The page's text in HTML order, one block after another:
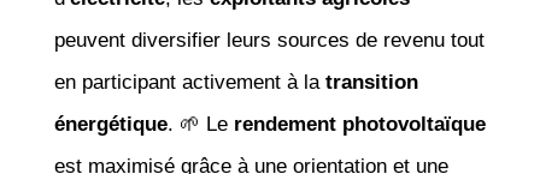
peuvent diversifier leurs sources de revenu tout
en participant activement à la transition
énergétique. 🌱 Le rendement photovoltaïque
est maximisé grâce à une orientation et une